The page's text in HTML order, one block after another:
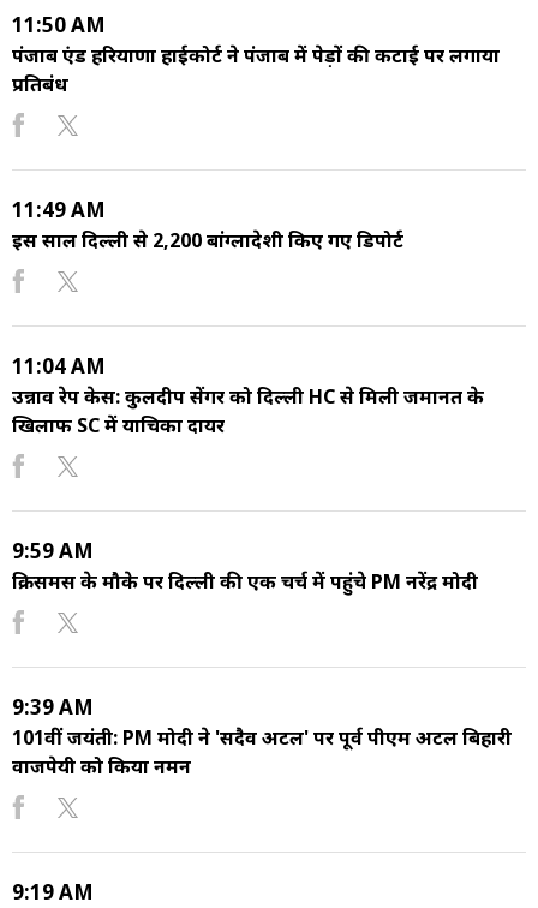
11:50 AM
पंजाब एंड हरियाणा हाईकोर्ट ने पंजाब में पेड़ों की कटाई पर लगाया
प्रतिबंध
11:49 AM
इस साल दिल्ली से 2,200 बांग्लादेशी किए गए डिपोर्ट
11:04 AM
उन्नाव रेप केस: कुलदीप सेंगर को दिल्ली HC से मिली जमानत के
खिलाफ SC में याचिका दायर
9:59 AM
क्रिसमस के मौके पर दिल्ली की एक चर्च में पहुंचे PM नरेंद्र मोदी
9:39 AM
101वीं जयंती: PM मोदी ने 'सदैव अटल' पर पूर्व पीएम अटल बिहारी
वाजपेयी को किया नमन
9:19 AM